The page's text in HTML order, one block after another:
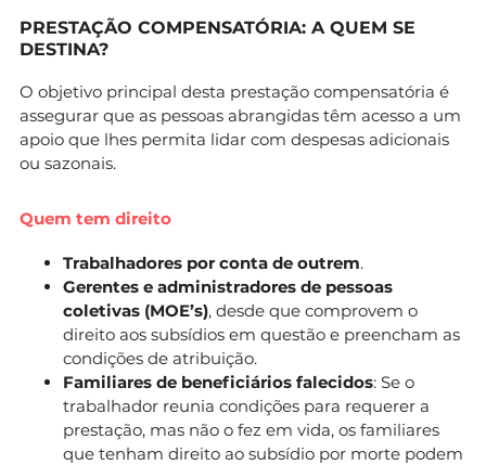
PRESTAÇÃO COMPENSATÓRIA: A QUEM SE
DESTINA?
O objetivo principal desta prestação compensatória é
assegurar que as pessoas abrangidas têm acesso a um
apoio que lhes permita lidar com despesas adicionais
ou sazonais.
Quem tem direito
Trabalhadores por conta de outrem.
Gerentes e administradores de pessoas
coletivas (MOE’s), desde que comprovem o
direito aos subsídios em questão e preencham as
condições de atribuição.
Familiares de beneficiários falecidos: Se o
trabalhador reunia condições para requerer a
prestação, mas não o fez em vida, os familiares
que tenham direito ao subsídio por morte podem